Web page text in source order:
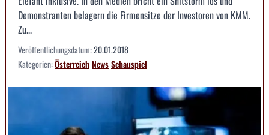
Demonstranten belagern die Firmensitze der Investoren von KMM.
Zu...
Veröffentlichungsdatum:20.01.2018
Kategorien:ÖsterreichNewsSchauspiel